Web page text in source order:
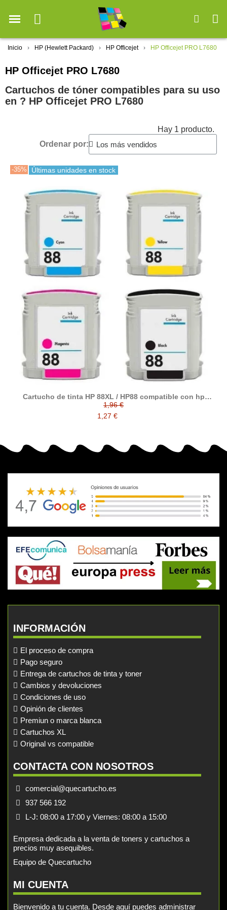
Inicio HP (Hewlett Packard) HP Officejet HP Officejet PRO L7680
HP Officejet PRO L7680
Cartuchos de tóner compatibles para su uso
en ?️ HP Officejet PRO L7680
Hay 1 producto.
Ordenar por:
-35% Últimas unidades en stock
Cartucho de tinta HP 88XL / HP88 compatible con hp
C9396AE / C9391AE / C9392AE / C9393AE
1,96 €
1,27 €
INFORMACIÓN
El proceso de compra
Pago seguro
Entrega de cartuchos de tinta y toner
Cambios y devoluciones
Condiciones de uso
Opinión de clientes
Premiun o marca blanca
Cartuchos XL
Original vs compatible
CONTACTA CON NOSOTROS
comercial@quecartucho.es
937 566 192
L-J: 08:00 a 17:00 y Viernes: 08:00 a 15:00
Empresa dedicada a la venta de toners y cartuchos a
precios muy asequibles.
Equipo de Quecartucho
MI CUENTA
Bienvenido a tu cuenta. Desde aquí puedes administrar